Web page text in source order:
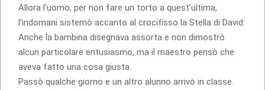
Allora l’uomo, per non fare un torto a quest’ultima,
l’indomani sistemò accanto al crocifisso la Stella di David:
Anche la bambina disegnava assorta e non dimostrò
alcun particolare entusiasmo, ma il maestro pensò che
aveva fatto una cosa giusta.
Passò qualche giorno e un altro alunno arrivò in classe.